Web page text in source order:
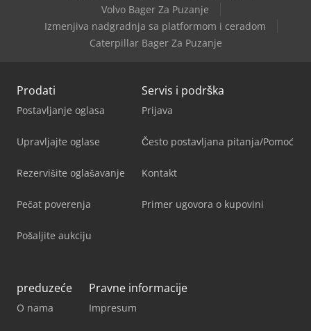
Volvo Bager Za Puzanje
Izmenjiva nadgradnja sa platformom i ceradom
Caterpillar Bager Za Puzanje
Prodati
Postavljanje oglasa
Upravljajte oglase
Rezervišite oglašavanje
Pečat poverenja
Pošaljite aukciju
Servis i podrška
Prijava
Često postavljana pitanja/Pomoć
Kontakt
Primer ugovora o kupovini
preduzeće
O nama
Pravne informacije
Impresum